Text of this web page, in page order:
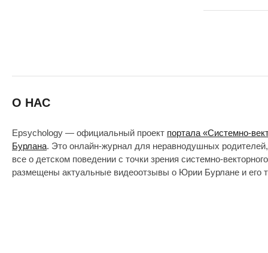
О НАС
Epsychology — официальный проект портала «Системно-
Бурлана. Это онлайн-журнал для неравнодушных
все о детском поведении с точки зрения системно-
размещены актуальные видеоотзывы о Юрии Бурлане и его